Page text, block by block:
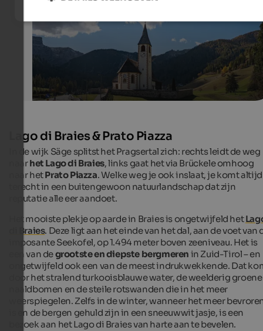
Lago di Braies & Prato Piazza
In de wijk Säge splitst het Pragsertal zich: rechts leidt de weg
naarhet Lago di Braies, links gaat het via Brückele omhoog
naar hetPrato Piazza. Welke weg je ook inslaat, je komt altijd
terecht in een buitengewoon natuurlandschap dat zijn
reputatie alle eer aandoet.
Het mooiste plekje op aarde in Braies is ongetwijfeld het
di Braies. Deze ligt aan het einde van het dal, aan de voet van
imposante Seekofel, op 1.494 meter boven zeeniveau. Het is
een van degrootste en diepste bergmeren in Zuid-Tirol – en
ongetwijfeld ook een van de meest indrukwekkende. Dat
door het stralend turkooisblauwe water, de weelderig groene
naaldbomen en de steile rotswanden die in het meer
weerspiegelen. Zelfs in de winter, wanneer het meer
is en de bergen gehuld zijn in een sneeuwwit jasje, is een
bezoek aan het Lago di Braies van harte aan te bevelen.